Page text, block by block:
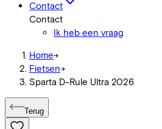
Contact
Contact
Ik heb een vraag
Home->
Fietsen->
Sparta D-Rule Ultra 2026
Terug